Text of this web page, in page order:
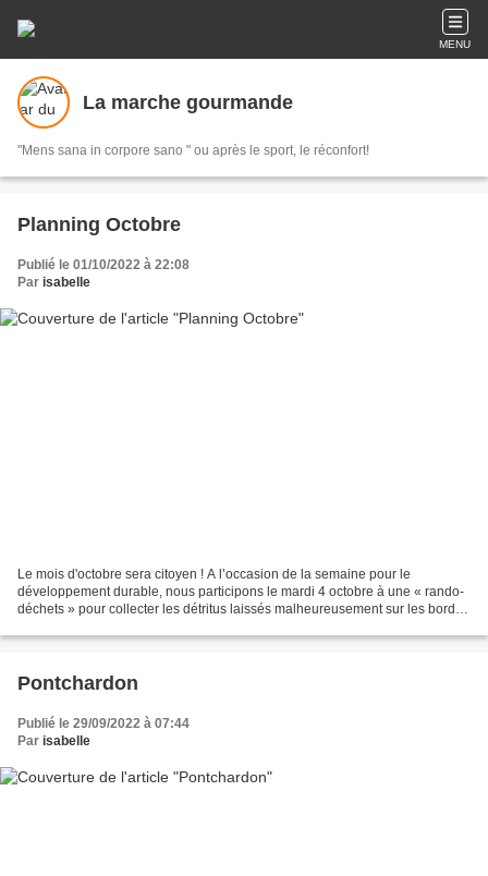
MENU
La marche gourmande
"Mens sana in corpore sano " ou après le sport, le réconfort!
Planning Octobre
Publié le 01/10/2022 à 22:08
Par isabelle
Le mois d'octobre sera citoyen ! A l’occasion de la semaine pour le
développement durable, nous participons le mardi 4 octobre à une « rando-
déchets » pour collecter les détritus laissés malheureusement sur les bords
Pontchardon
Publié le 29/09/2022 à 07:44
Par isabelle